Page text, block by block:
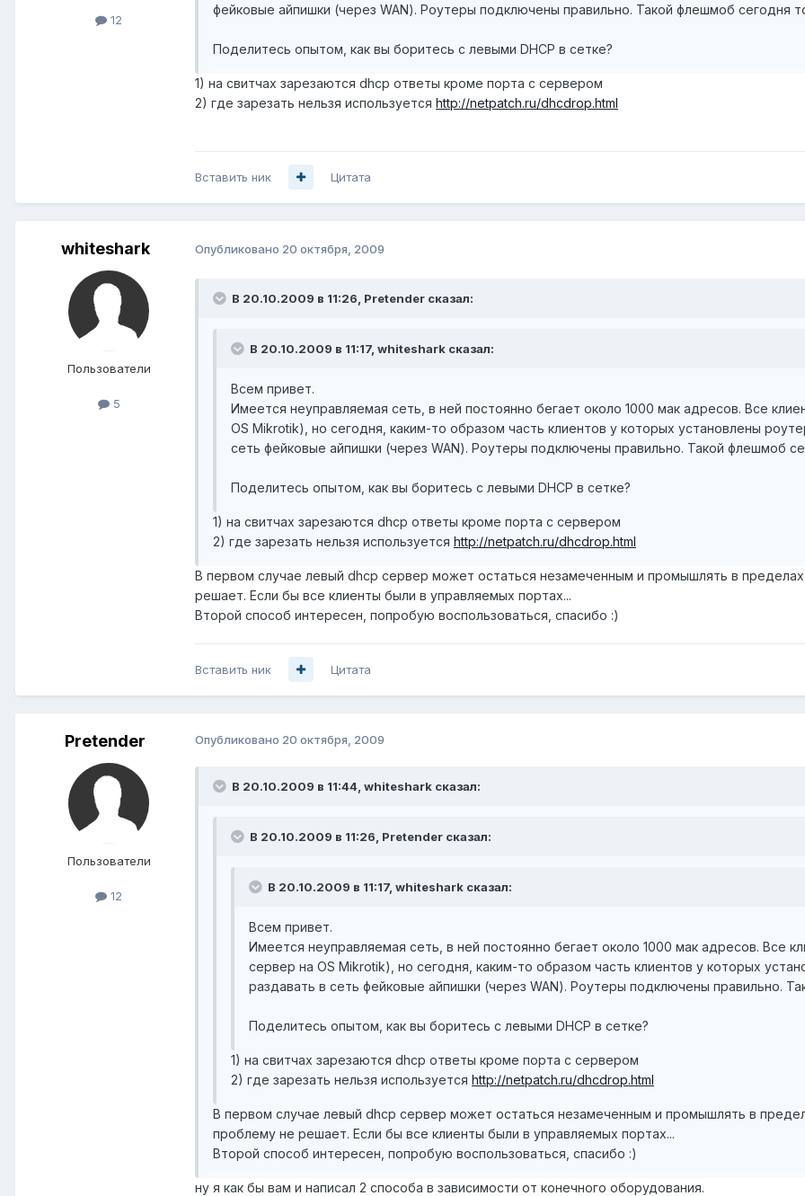
12
фейковые айпишки (через WAN). Роутеры подключены правильно. Такой флешмоб сегодня
Поделитесь опытом, как вы боритесь с левыми DHCP в сетке?
1) на свитчах зарезаются dhcp ответы кроме порта с сервером
2) где зарезать нельзя используется http://netpatch.ru/dhcdrop.html
Вставить ник Цитата
whiteshark
Пользователи
5
Опубликовано 20 октября, 2009
В 20.10.2009 в 11:26, Pretender сказал:
В 20.10.2009 в 11:17, whiteshark сказал:
Всем привет.
Имеется неуправляемая сеть, в ней постоянно бегает около 1000 мак адресов. Все
OS Mikrotik), но сегодня, каким-то образом часть клиентов у которых установлены
сеть фейковые айпишки (через WAN). Роутеры подключены правильно. Такой флешмоб
Поделитесь опытом, как вы боритесь с левыми DHCP в сетке?
1) на свитчах зарезаются dhcp ответы кроме порта с сервером
2) где зарезать нельзя используется http://netpatch.ru/dhcdrop.html
В первом случае левый dhcp сервер может остаться незамеченным и промышлять в
решает. Если бы все клиенты были в управляемых портах...
Второй способ интересен, попробую воспользоваться, спасибо :)
Вставить ник Цитата
Pretender
Пользователи
12
Опубликовано 20 октября, 2009
В 20.10.2009 в 11:44, whiteshark сказал:
В 20.10.2009 в 11:26, Pretender сказал:
В 20.10.2009 в 11:17, whiteshark сказал:
Всем привет.
Имеется неуправляемая сеть, в ней постоянно бегает около 1000 мак адресов. Все
сервер на OS Mikrotik), но сегодня, каким-то образом часть клиентов у которых
раздавать в сеть фейковые айпишки (через WAN). Роутеры подключены правильно.
Поделитесь опытом, как вы боритесь с левыми DHCP в сетке?
1) на свитчах зарезаются dhcp ответы кроме порта с сервером
2) где зарезать нельзя используется http://netpatch.ru/dhcdrop.html
В первом случае левый dhcp сервер может остаться незамеченным и промышлять в
проблему не решает. Если бы все клиенты были в управляемых портах...
Второй способ интересен, попробую воспользоваться, спасибо :)
ну я как бы вам и написал 2 способа в зависимости от конечного оборудования.